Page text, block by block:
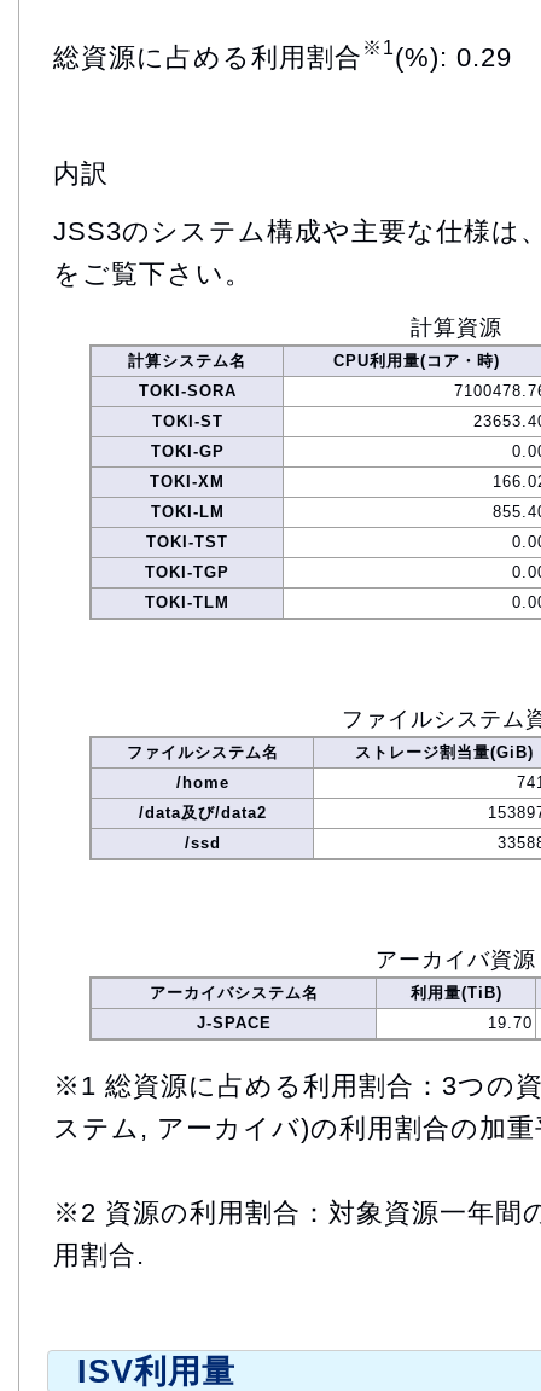
総資源に占める利用割合 ※1(%): 0.29
内訳
JSS3のシステム構成や主要な仕様は
をご覧下さい。
計算資源
計算システム名
CPU利用量(コア・時)
TOKI-SORA
TOKI-ST
TOKI-GP
TOKI-XM
TOKI-LM
TOKI-TST
TOKI-TGP
TOKI-TLM
ファイルシステム
ファイルシステム名
ストレージ割当量(GiB)
/home
/data及び/data2
/ssd
アーカイバ資源
アーカイバシステム名
利用量(TiB)
J-SPACE
19.70
※1 総資源に占める利用割合：3つの
ステム, アーカイバ)の利用割合の加重
※2 資源の利用割合：対象資源一年間
用割合.
ISV利用量